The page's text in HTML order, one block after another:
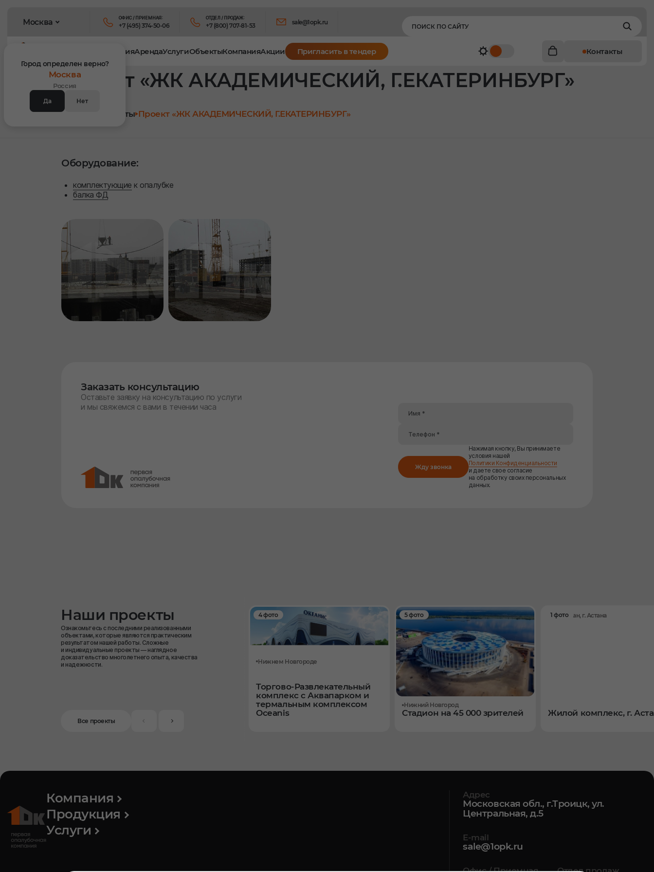
ОФИС / ПРИЕМНАЯ:
+7 (495) 374-50-06
ОТДЕЛ / ПРОДАЖ:
+7 (800) 707-81-53 sale@1opk.ru
Москва
Город определен верно?
Москва
Россия
Да Нет
ПродукцияАрендаУслугиОбъектыКомпанияАкции Пригласить в тендер Контакты
Проект «ЖК АКАДЕМИЧЕСКИЙ, Г.ЕКАТЕРИНБУРГ»
Главная Объекты Проект «ЖК АКАДЕМИЧЕСКИЙ, Г.ЕКАТЕРИНБУРГ»
Оборудование:
комплектующие к опалубке
балка ФД
Заказать консультацию
Оставьте заявку на консультацию по услуги
и мы свяжемся с вами в течении часа
Жду звонка
Нажимая кнопку, Вы принимаете
условия нашей
Политики Конфиденциальности
и даете свое согласие
на обработку своих персональных
данных.
Наши проекты
Ознакомьтесь с последними реализованными
объектами, которые являются практическим
результатом нашей работы. Сложные
и индивидуальные проекты — наглядное
доказательство многолетнего опыта, качества
и надежности.
Все проекты
Нижнем Новгороде
Торгово-Развлекательный
комплекс с Аквапарком и
термальным комплексом
Oceanis
4 фото
Нижний Новгород
Стадион на 45 000 зрителей
5 фото Казахстан, г. Астана
Жилой комплекс, г.
1 фото
Компания
Продукция
Услуги
Адрес
Московская обл., г.Троицк, ул.
Центральная, д.5
E-mail
sale@1opk.ru